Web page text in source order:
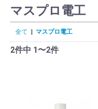
マスプロ電工
全て マスプロ電工
2件中 1〜2件